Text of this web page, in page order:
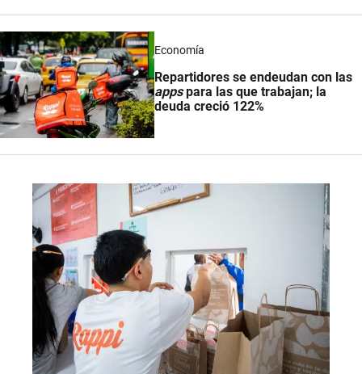
Economía
Repartidores se endeudan con las
appspara las que trabajan; la
deuda creció 122%